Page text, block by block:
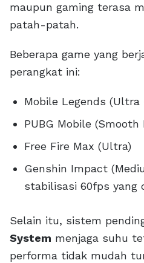
maupun gaming terasa
patah-patah.
Beberapa game yang
perangkat ini:
Mobile Legends (Ultra
PUBG Mobile (Smooth
Free Fire Max (Ultra)
Genshin Impact
stabilisasi 60fps yang
Selain itu, sistem
System menjaga suhu
performa tidak mudah